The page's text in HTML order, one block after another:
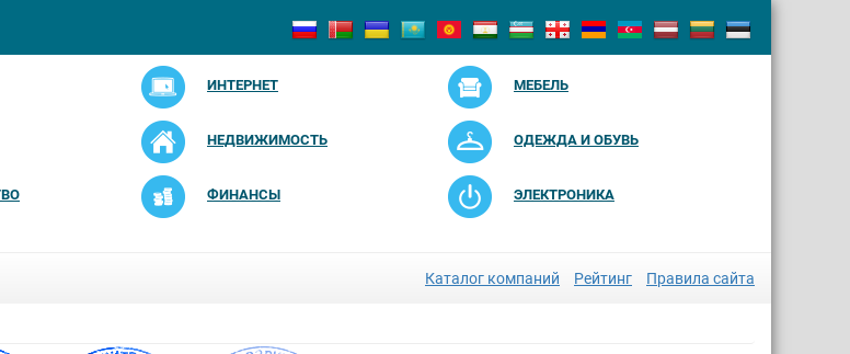
ИНТЕРНЕТ МЕБЕЛЬ
НЕДВИЖИМОСТЬ ОДЕЖДА И ОБУВЬ
ФИНАНСЫ ЭЛЕКТРОНИКА
Каталог компаний Рейтинг Правила сайта